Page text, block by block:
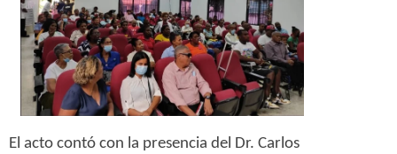
El acto contó con la presencia del Dr. Carlos